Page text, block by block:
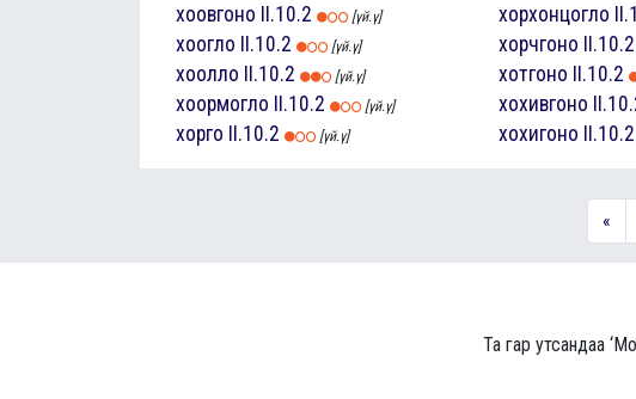
хоовгоно II.10.2 [үй.ү]
хоогло II.10.2 [үй.ү]
хоолло II.10.2 [үй.ү]
хоормогло II.10.2 [үй.ү]
хорго II.10.2 [үй.ү]
хорхонцогло
хорчгоно II.10.2
хотгоно II.10.2
хохивгоно
хохигоно II.10.2
«
Та гар утсандаа